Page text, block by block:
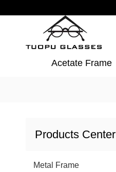
Acetate Frame
Products Center
Metal Frame